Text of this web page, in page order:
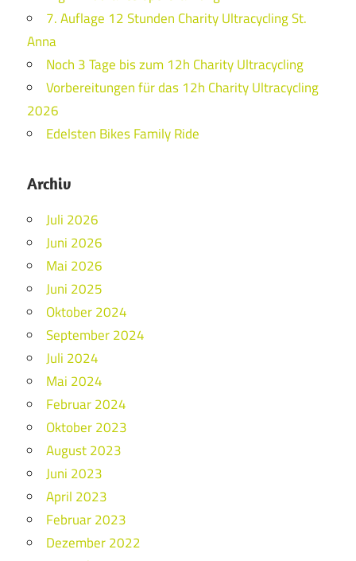
7. Auflage 12 Stunden Charity Ultracycling St.
Anna
Noch 3 Tage bis zum 12h Charity Ultracycling
Vorbereitungen für das 12h Charity Ultracycling
2026
Edelsten Bikes Family Ride
Archiv
Juli 2026
Juni 2026
Mai 2026
Juni 2025
Oktober 2024
September 2024
Juli 2024
Mai 2024
Februar 2024
Oktober 2023
August 2023
Juni 2023
April 2023
Februar 2023
Dezember 2022